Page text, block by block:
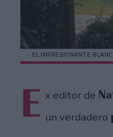
EL IMPRESIONANTE
E x editor de
un verdadero